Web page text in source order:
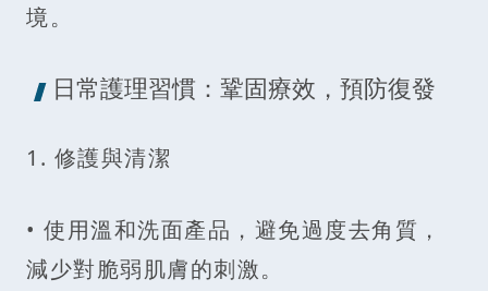
境。
日常護理習慣：鞏固療效，預防復發
1. 修護與清潔
• 使用溫和洗面產品，避免過度去角質，
減少對脆弱肌膚的刺激。